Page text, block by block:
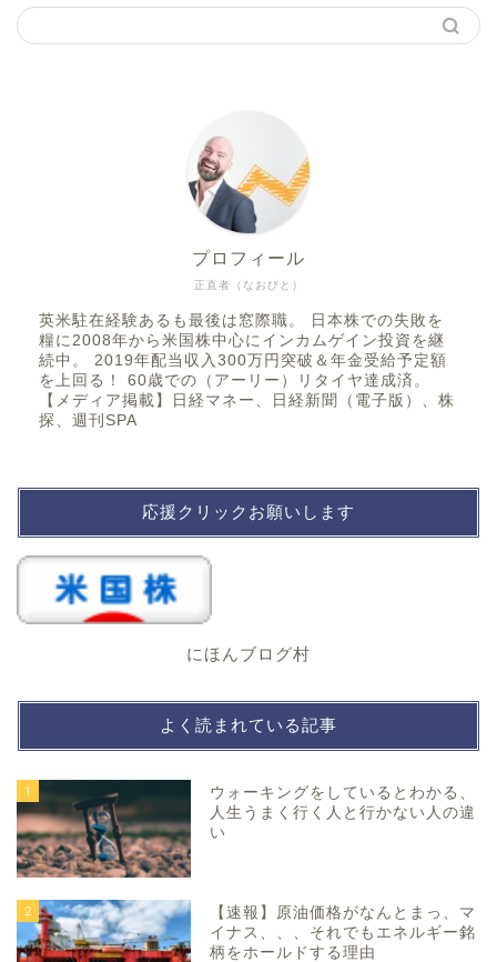
正直者（なおびと）
プロフィール
英米駐在経験あるも最後は窓際職。 日本株での失敗を
糧に2008年から米国株中心にインカムゲイン投資を継
続中。 2019年配当収入300万円突破＆年金受給予定額
を上回る！ 60歳での（アーリー）リタイヤ達成済。
【メディア掲載】日経マネー、日経新聞（電子版）、株
探、週刊SPA
応援クリックお願いします
にほんブログ村
よく読まれている記事
1
ウォーキングをしているとわかる、
人生うまく行く人と行かない人の違
い
2
【速報】原油価格がなんとまっ、マ
イナス、、、それでもエネルギー銘
柄をホールドする理由